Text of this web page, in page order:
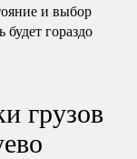
и выбор
будет гораздо
грузов